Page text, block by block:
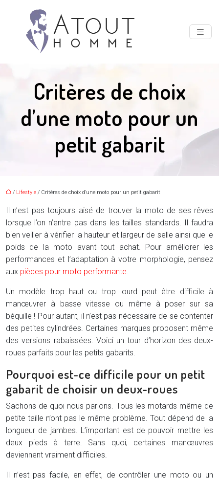
Critères de choix
d’une moto pour un
petit gabarit
/ Lifestyle / Critères de choix d’une moto pour un petit gabarit
Il n’est pas toujours aisé de trouver la moto de ses rêves
lorsque l’on n’entre pas dans les tailles standards. Il faudra
bien veiller à vérifier la hauteur et largeur de selle ainsi que le
poids de la moto avant tout achat. Pour améliorer les
performances et l’adaptation à votre morphologie, pensez
aux pièces pour moto performante.
Un modèle trop haut ou trop lourd peut être difficile à
manœuvrer à basse vitesse ou même à poser sur sa
béquille ! Pour autant, il n’est pas nécessaire de se contenter
des petites cylindrées. Certaines marques proposent même
des versions rabaissées. Voici un tour d’horizon des deux-
roues parfaits pour les petits gabarits.
Pourquoi est-ce difficile pour un petit
gabarit de choisir un deux-roues
Sachons de quoi nous parlons. Tous les motards même de
petite taille n’ont pas le même problème. Tout dépend de la
longueur de jambes. L’important est de pouvoir mettre les
deux pieds à terre. Sans quoi, certaines manœuvres
deviennent vraiment difficiles.
Il n’est pas facile, en effet, de contrôler une moto ou un